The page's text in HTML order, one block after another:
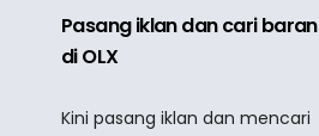
Pasang iklan dan cari
di OLX
Kini pasang iklan dan mencari